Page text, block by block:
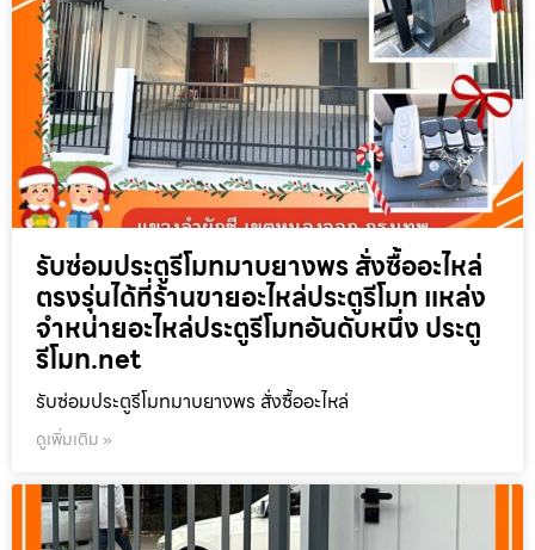
รับซ่อมประตูรีโมทมาบยางพร สั่งซื้ออะไหล่
ตรงรุ่นได้ที่ร้านขายอะไหล่ประตูรีโมท แหล่ง
จำหน่ายอะไหล่ประตูรีโมทอันดับหนึ่ง ประตู
รีโมท.net
รับซ่อมประตูรีโมทมาบยางพร สั่งซื้ออะไหล่
ดูเพิ่มเติม »